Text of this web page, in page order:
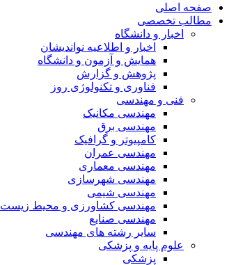
صفحه اصلی
مطالب تخصصی
اخبار و دانشگاه
اخبار و اطلاعیه نواندیشان
همایش و آزمون و دانشگاه
پژوهش و گزارش
فناوری و تکنولوژی روز
فنی و مهندسی
مهندسی مکانیک
مهندسی برق
کامپیوتر و گرافیک
مهندسی عمران
مهندسی معماری
مهندسی شهرسازی
مهندسی شیمی
مهندسی کشاورزی و محیط زیست
مهندسی صنایع
سایر رشته های مهندسی
علوم پایه و پزشکی
پزشکی